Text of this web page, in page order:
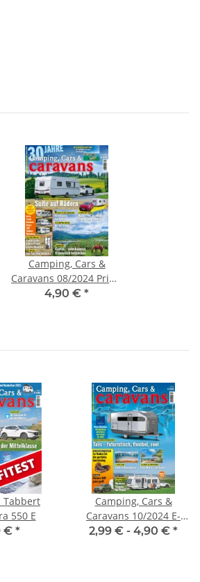
Camping, Cars &
Caravans 08/2024 Print-
Ausgabe
4,90 € *
Tabbert
550 E
€ *
Camping, Cars &
Caravans 10/2024 E-
Paper oder Print-
2,99 € - 4,90 € *